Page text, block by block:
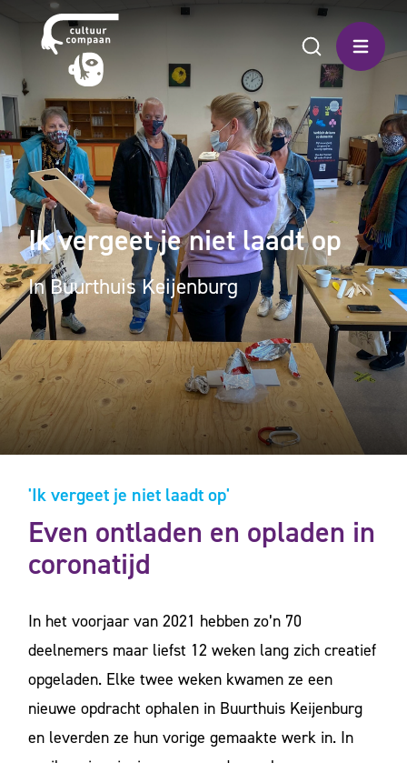
Ik vergeet je niet laadt op
In Buurthuis Keijenburg
'Ik vergeet je niet laadt op'
Even ontladen en opladen in
coronatijd
In het voorjaar van 2021 hebben zo’n 70
deelnemers maar liefst 12 weken lang zich creatief
opgeladen. Elke twee weken kwamen ze een
nieuwe opdracht ophalen in Buurthuis Keijenburg
en leverden ze hun vorige gemaakte werk in. In